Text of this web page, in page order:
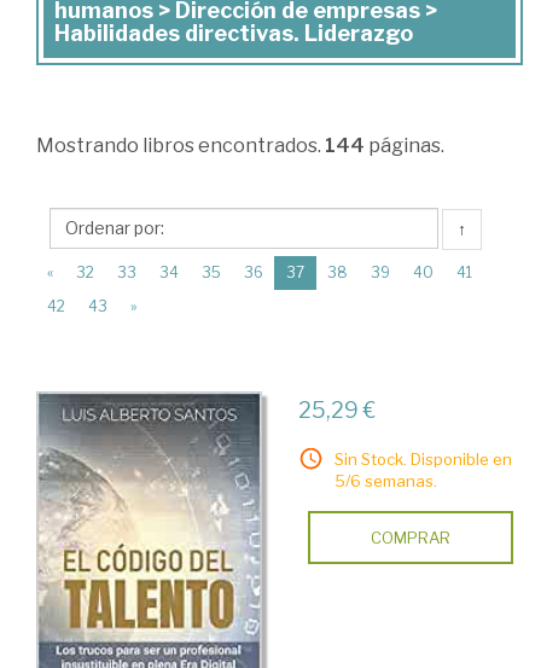
de
Empresa
y
organización
de
empresas.
Recursos
>
Dirección
de
empresas
>
Habilidades
directivas.
Liderazgo
humanos > Dirección de empresas >
Habilidades directivas. Liderazgo
Mostrando libros encontrados. 144 páginas.
↑
« 32 33 34 35 36 37(current)
38 39 40
41
42
43 »
25,29 €
Sin Stock. Disponible en
5/6 semanas.
COMPRAR